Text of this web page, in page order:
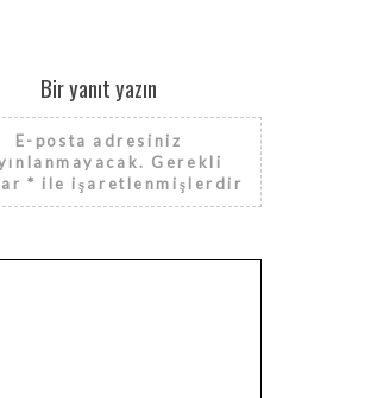
Bir yanıt yazın
E-posta adresiniz
Gerekli
* ile işaretlenmişlerdir